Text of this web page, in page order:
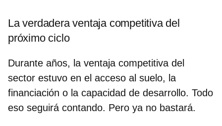
La verdadera ventaja competitiva del
próximo ciclo
Durante años, la ventaja competitiva del
sector estuvo en el acceso al suelo, la
financiación o la capacidad de desarrollo. Todo
eso seguirá contando. Pero ya no bastará.